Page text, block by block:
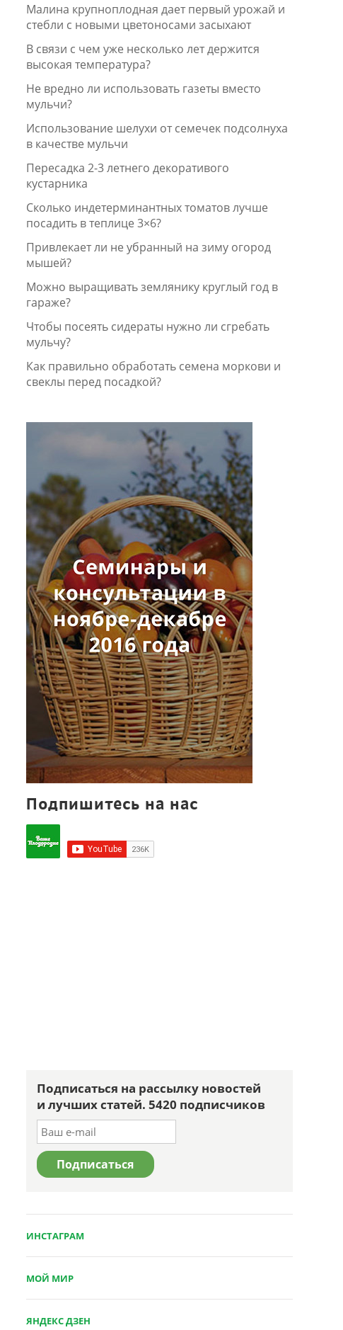
Малина крупноплодная дает первый урожай и
стебли с новыми цветоносами засыхают
В связи с чем уже несколько лет держится
высокая температура?
Не вредно ли использовать газеты вместо
мульчи?
Использование шелухи от семечек подсолнуха
в качестве мульчи
Пересадка 2-3 летнего декоративого
кустарника
Сколько индетерминантных томатов лучше
посадить в теплице 3×6?
Привлекает ли не убранный на зиму огород
мышей?
Можно выращивать землянику круглый год в
гараже?
Чтобы посеять сидераты нужно ли сгребать
мульчу?
Как правильно обработать семена моркови и
свеклы перед посадкой?
Подпишитесь на нас
Подписаться на рассылку новостей
и лучших статей. 5420 подписчиков
ИНСТАГРАМ
МОЙ МИР
ЯНДЕКС ДЗЕН